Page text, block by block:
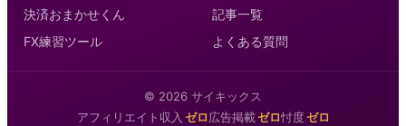
決済おまかせくん
FX練習ツール
記事一覧
よくある質問
© 2026 サイキックス
アフィリエイト収入 ゼロ広告掲載ゼロ忖度ゼロ